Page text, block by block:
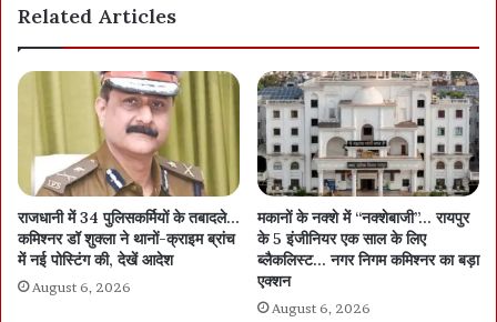
Related Articles
राजधानी में 34 पुलिसकर्मियों के तबादले…
कमिश्नर डॉ शुक्ला ने थानों-क्राइम ब्रांच
में नई पोस्टिंग की, देखें आदेश
August 6, 2026
मकानों के नक्शे में “नक्शेबाजी”… रायपुर
के 5 इंजीनियर एक साल के लिए
ब्लैकलिस्ट… नगर निगम कमिश्नर का बड़ा
एक्शन
August 6, 2026